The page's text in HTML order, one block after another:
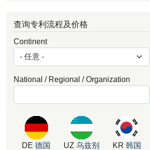
查询专利流程及价格
Continent
National / Regional / Organization
DE 德国 UZ 乌兹别
KR 韩国